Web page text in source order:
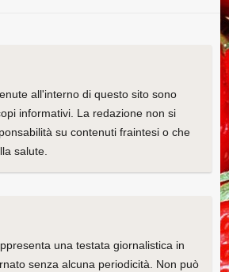
all'interno di questo sito sono
informativi. La redazione non si
su contenuti fraintesi o che
salute.
una testata giornalistica in
senza alcuna periodicità. Non può